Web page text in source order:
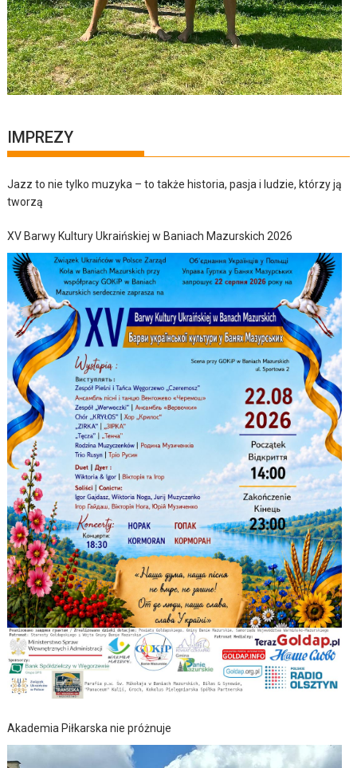
IMPREZY
Jazz to nie tylko muzyka – to także historia, pasja i ludzie, którzy ją
tworzą
XV Barwy Kultury Ukraińskiej w Baniach Mazurskich 2026
Akademia Piłkarska nie próżnuje